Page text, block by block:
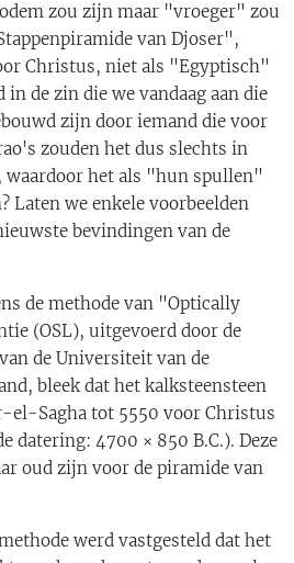
zou zijn maar "vroeger" zou
van Djoser",
Christus, niet als "Egyptisch"
de zin die we vandaag aan die
zijn door iemand die voor
zouden het dus slechts in
waardoor het als "hun spullen"
Laten we enkele voorbeelden
bevindingen van de
de methode van "Optically
(OSL), uitgevoerd door de
de Universiteit van de
bleek dat het kalksteensteen
el-Sagha tot 5550 voor Christus
datering: 4700 × 850 B.C.). Deze
oud zijn voor de piramide van
werd vastgesteld dat het